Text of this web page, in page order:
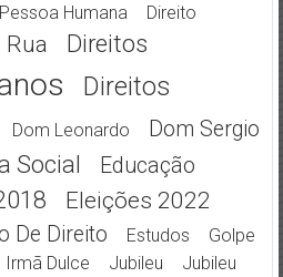
Humana Direito
Rua Direitos
Direitos
Dom Leonardo
Dom Sergio
Social Educação
Eleições 2022
De Direito Estudos
Golpe
Irmã Dulce Jubileu Jubileu